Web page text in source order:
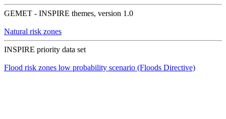
GEMET - INSPIRE themes, version 1.0
Natural risk zones
INSPIRE priority data set
Flood risk zones low probability scenario (Floods Directive)